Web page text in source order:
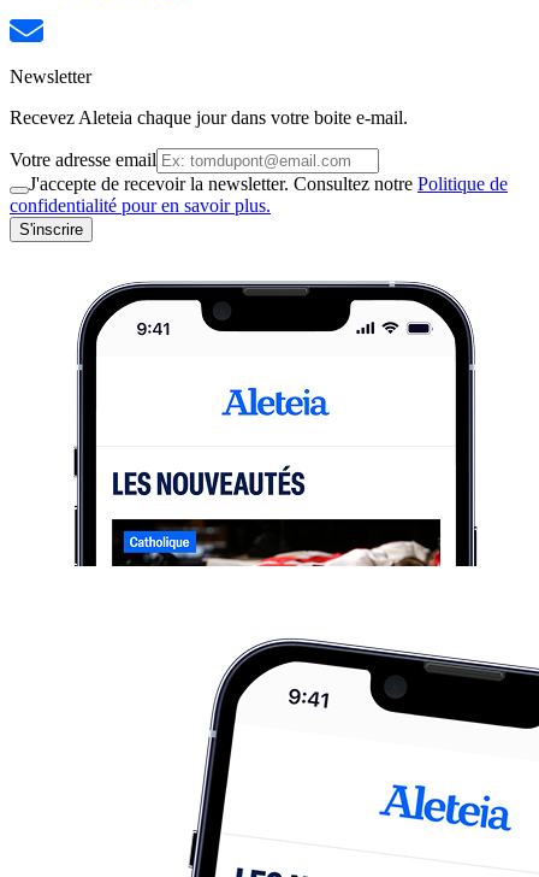
Newsletter
Recevez Aleteia chaque jour dans votre boite e-mail.
Votre adresse email
J'accepte de recevoir la newsletter. Consultez notre Politique de
confidentialité pour en savoir plus.
S'inscrire